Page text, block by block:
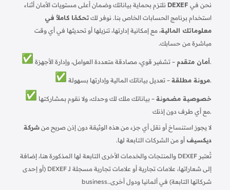
نحن في DEXEF نلتزم بحماية بياناتك وضمان أعلى مستويات الأمان أثناء
استخدام برنامج الحسابات الخاص بنا. نوفر لك تحكمًا كاملاً في
معلوماتك المالية، مع إمكانية إدارتها، تنزيلها أو تحديثها في أي وقت
مباشرة من حسابك.
أمان متقدم– تشفير قوي، مصادقة متعددة العوامل، وإدارة الأجهزة.
مرونة مطلقة– تعديل بياناتك المالية وإدارتها بسهولة.
خصوصية مضمونة – بياناتك ملك لك وحدك، ولا نقوم بمشاركتها
مع أي طرف دون إذنك.
لا يجوز استنساخ أو نقل أي جزء من هذه الوثيقة دون إذن صريح من شركة
ديكسيف أو من الشركات التابعة لها.
تُعتبر DEXEF والمنتجات والخدمات الأخرى التابعة لها المذكورة هنا، إضافة
إلى شعاراتها، علامات تجارية أو علامات تجارية مسجلة لـ DEXEF (أو إحدى
شركاتها التابعة) في ألمانيا ودول أخرى.business.